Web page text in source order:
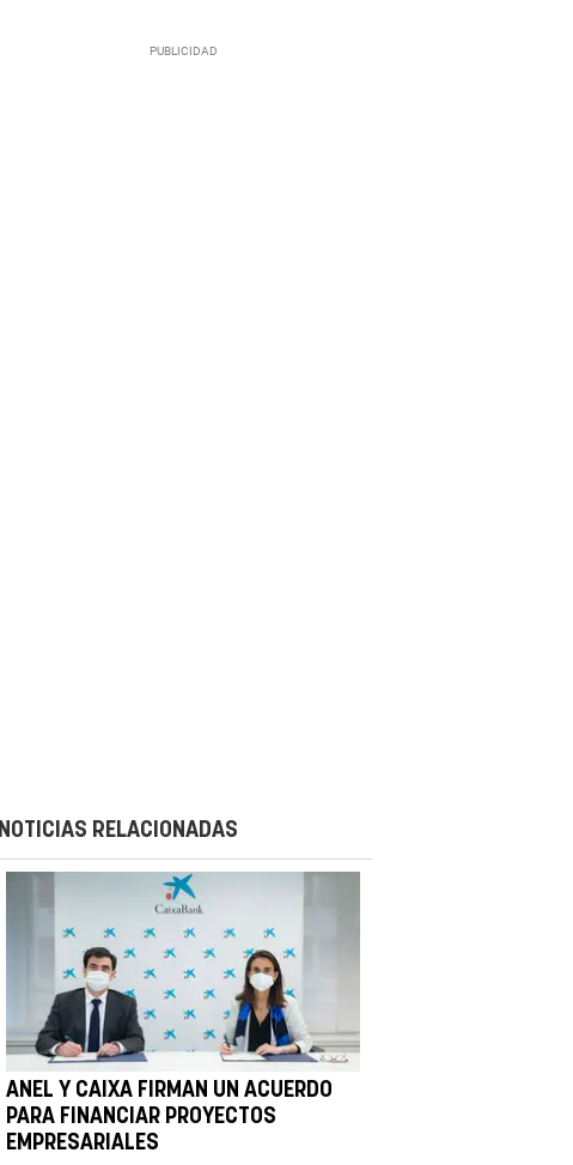
NOTICIAS RELACIONADAS
ANEL Y CAIXA FIRMAN UN ACUERDO
PARA FINANCIAR PROYECTOS
EMPRESARIALES